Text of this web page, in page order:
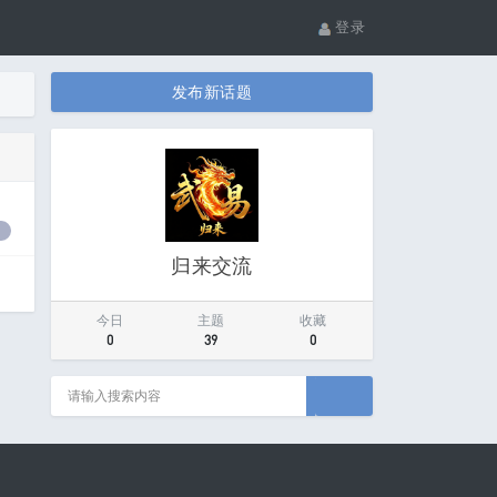
登录
发布新话题
归来交流
今日
0
主题
39
收藏
0